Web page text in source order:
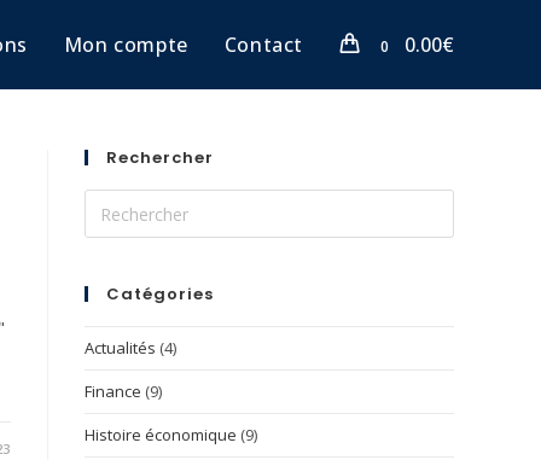
Mon compte Contact 0 0.00€
Rechercher
Catégories
Actualités (4)
Finance (9)
Histoire économique (9)